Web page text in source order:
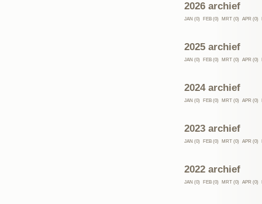
2026 archief
JAN (0) FEB (0) MRT (0) APR (0)
2025 archief
JAN (0) FEB (0) MRT (0) APR (0)
2024 archief
JAN (0) FEB (0) MRT (0) APR (0)
2023 archief
JAN (0) FEB (0) MRT (0) APR (0)
2022 archief
JAN (0) FEB (0) MRT (0) APR (0)